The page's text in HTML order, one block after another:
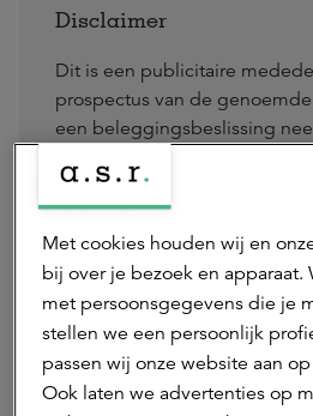
Disclaimer
Dit is een publicitaire
prospectus van de
een beleggingsbeslissing
beleggen moet rekening
alle kenmerken en
gepromote fondsen, zoals
prospectus van het
prospectus en nadere
duurzaamheidsaspecten van
fondsen vind u hier:
https://asrrealestate.nl/
Met cookies houden wij en
bij over je bezoek en
met persoonsgegevens die je
stellen we een persoonlijk
passen wij onze website aan
Ook laten we advertenties op